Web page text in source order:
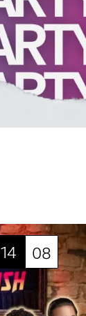
14 08